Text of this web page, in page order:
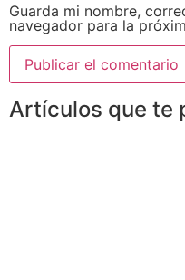
Guarda mi nombre,
navegador para la
Artículos que te